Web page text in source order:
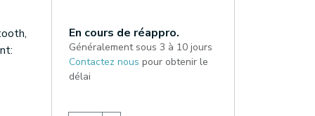
En cours de réappro.
Généralement sous 3 à 10 jours
Contactez nous pour obtenir le
délai